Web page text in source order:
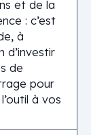
et de la
: c’est
à
d’investir
de
pour
à vos